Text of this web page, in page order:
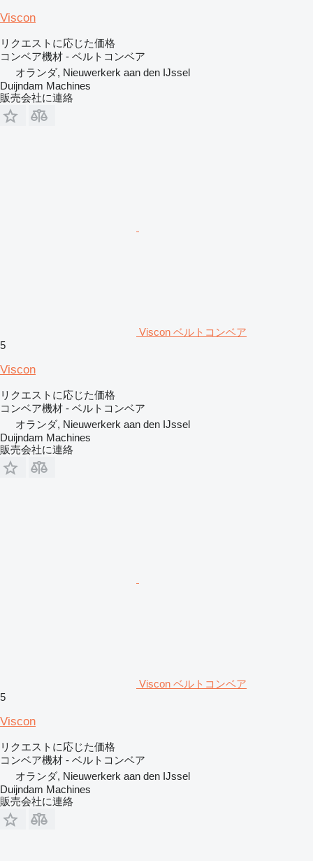
Viscon
リクエストに応じた価格
コンベア機材 - ベルトコンベア
オランダ, Nieuwerkerk aan den IJssel
Duijndam Machines
販売会社に連絡
Viscon ベルトコンベア
5
Viscon
リクエストに応じた価格
コンベア機材 - ベルトコンベア
オランダ, Nieuwerkerk aan den IJssel
Duijndam Machines
販売会社に連絡
Viscon ベルトコンベア
5
Viscon
リクエストに応じた価格
コンベア機材 - ベルトコンベア
オランダ, Nieuwerkerk aan den IJssel
Duijndam Machines
販売会社に連絡